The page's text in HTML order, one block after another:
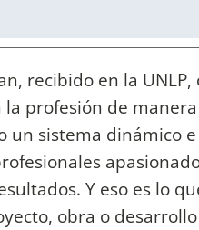
recibido en la
profesión de
sistema dinámico
Y eso es lo
obra o